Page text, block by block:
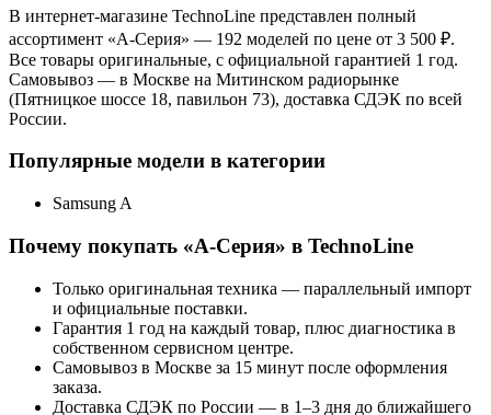
В интернет-магазине TechnoLine представлен полный
ассортимент «A-Серия» — 192 моделей по цене от 3 500 ₽.
Все товары оригинальные, с официальной гарантией 1 год.
Самовывоз — в Москве на Митинском радиорынке
(Пятницкое шоссе 18, павильон 73), доставка СДЭК по всей
России.
Популярные модели в категории
Samsung A
Почему покупать «A-Серия» в TechnoLine
Только оригинальная техника — параллельный импорт
и официальные поставки.
Гарантия 1 год на каждый товар, плюс диагностика в
собственном сервисном центре.
Самовывоз в Москве за 15 минут после оформления
заказа.
Доставка СДЭК по России — в 1–3 дня до ближайшего